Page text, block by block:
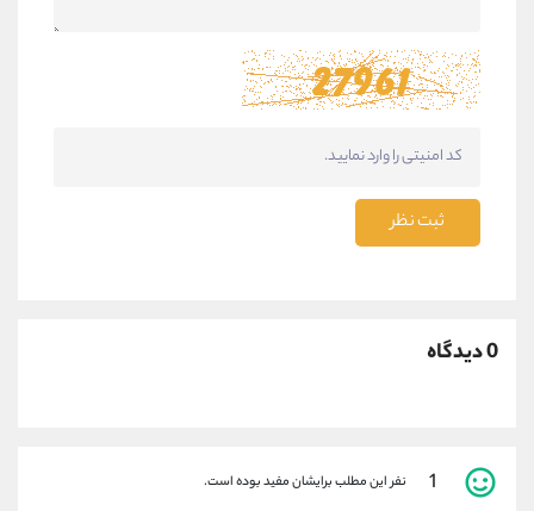
ثبت نظر
0 دیدگاه
1 نفر این مطلب برایشان مفید بوده است.